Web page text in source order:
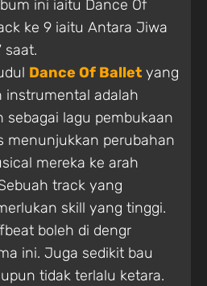
ini iaitu Dance Of
ke 9 iaitu Antara Jiwa
saat.
Dance Of Ballet yang
instrumental adalah
sebagai lagu pembukaan
menunjukkan perubahan
mereka ke arah
track yang
skill yang tinggi.
boleh di dengr
ini. Juga sedikit bau
tidak terlalu ketara.